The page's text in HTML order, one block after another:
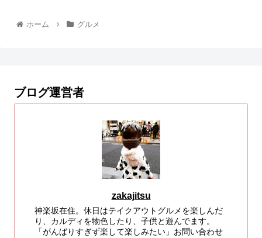
ホーム グルメ
ブログ運営者
zakajitsu
神楽坂在住。休日はテイクアウトグルメを楽しんだ
り、カルディを物色したり、子供と遊んでます。
「がんばりすぎず楽して楽しみたい」お問い合わせ